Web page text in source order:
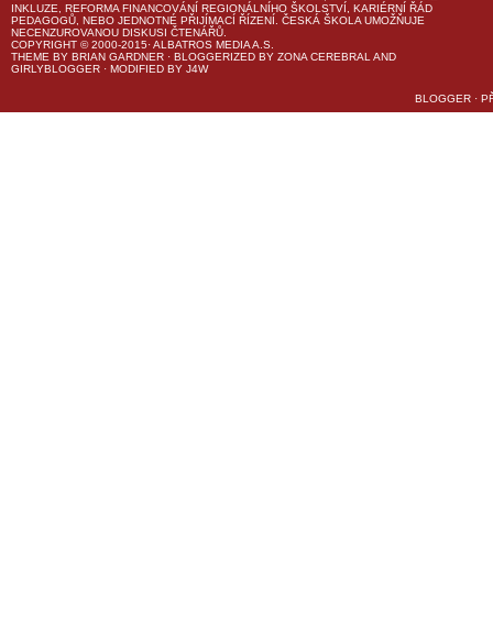
INKLUZE, REFORMA FINANCOVÁNÍ REGIONÁLNÍHO ŠKOLSTVÍ, KARIÉRNÍ ŘÁD
PEDAGOGŮ, NEBO JEDNOTNÉ PŘIJÍMACÍ ŘÍZENÍ. ČESKÁ ŠKOLA UMOŽŇUJE
NECENZUROVANOU DISKUSI ČTENÁŘŮ.
COPYRIGHT © 2000-2015· ALBATROS MEDIA A.S.
THEME BY BRIAN GARDNER · BLOGGERIZED BY ZONA CEREBRAL AND
GIRLYBLOGGER · MODIFIED BY J4W
BLOGGER ·